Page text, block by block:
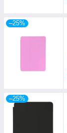
–25%
–25%